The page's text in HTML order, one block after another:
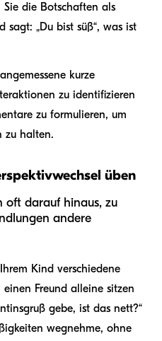
Sie die Botschaften als
sagt: „Du bist süß“, was ist
kurze
zu identifizieren
zu formulieren, um
zu halten.
üben
oft darauf hinaus, zu
andere
Kind verschiedene
einen Freund alleine sitzen
gebe, ist das nett?“
wegnehme, ohne